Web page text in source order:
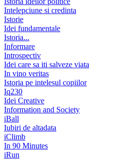
Intelepciune si credinta
Istorie
Idei fundamentale
Istoria...
Informare
Introspectiv
Idei care sa iti salveze viata
In vino veritas
Istoria pe intelesul copiilor
Iq230
Idei Creative
Information and Society
iBall
Iubiri de altadata
iClimb
In 90 Minutes
iRun